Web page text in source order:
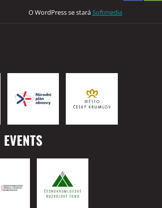
O WordPress se staráSoftmedia